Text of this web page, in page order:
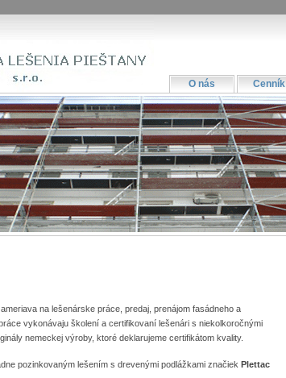
O nás Cenník
na lešenárske práce, predaj, prenájom fasádneho a
vykonávaju školení a certifikovaní lešenári s niekolkoročnými
nemeckej výroby, ktoré deklarujeme certifikátom kvality.
pozinkovaným lešením s drevenými podlážkami značiek Plettac